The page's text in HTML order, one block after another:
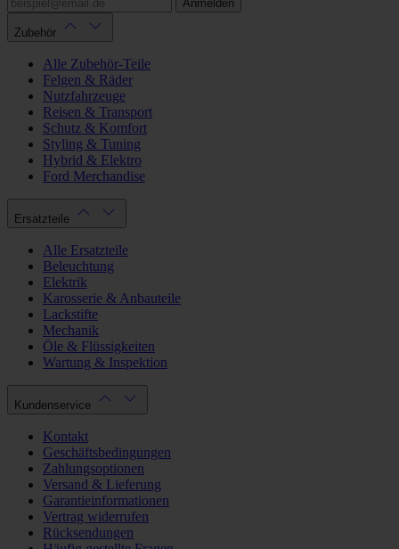
Anmelden
Zubehör
Alle Zubehör-Teile
Felgen & Räder
Nutzfahrzeuge
Reisen & Transport
Schutz & Komfort
Styling & Tuning
Hybrid & Elektro
Ford Merchandise
Ersatzteile
Alle Ersatzteile
Beleuchtung
Elektrik
Karosserie & Anbauteile
Lackstifte
Mechanik
Öle & Flüssigkeiten
Wartung & Inspektion
Kundenservice
Kontakt
Geschäftsbedingungen
Zahlungsoptionen
Versand & Lieferung
Garantieinformationen
Vertrag widerrufen
Rücksendungen